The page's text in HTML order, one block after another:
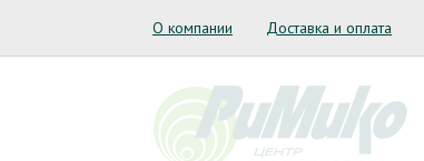
О компании Доставка и оплата